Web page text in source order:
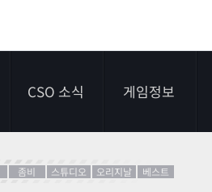
CSO 소식
공지사항
게임정보
가이드
좀비 스튜디오 오리지날 베스트